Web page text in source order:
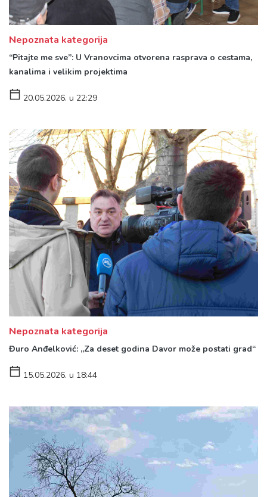
Nepoznata kategorija
“Pitajte me sve”: U Vranovcima otvorena rasprava o cestama,
kanalima i velikim projektima
20.05.2026. u 22:29
Nepoznata kategorija
Đuro Anđelković: „Za deset godina Davor može postati grad“
15.05.2026. u 18:44